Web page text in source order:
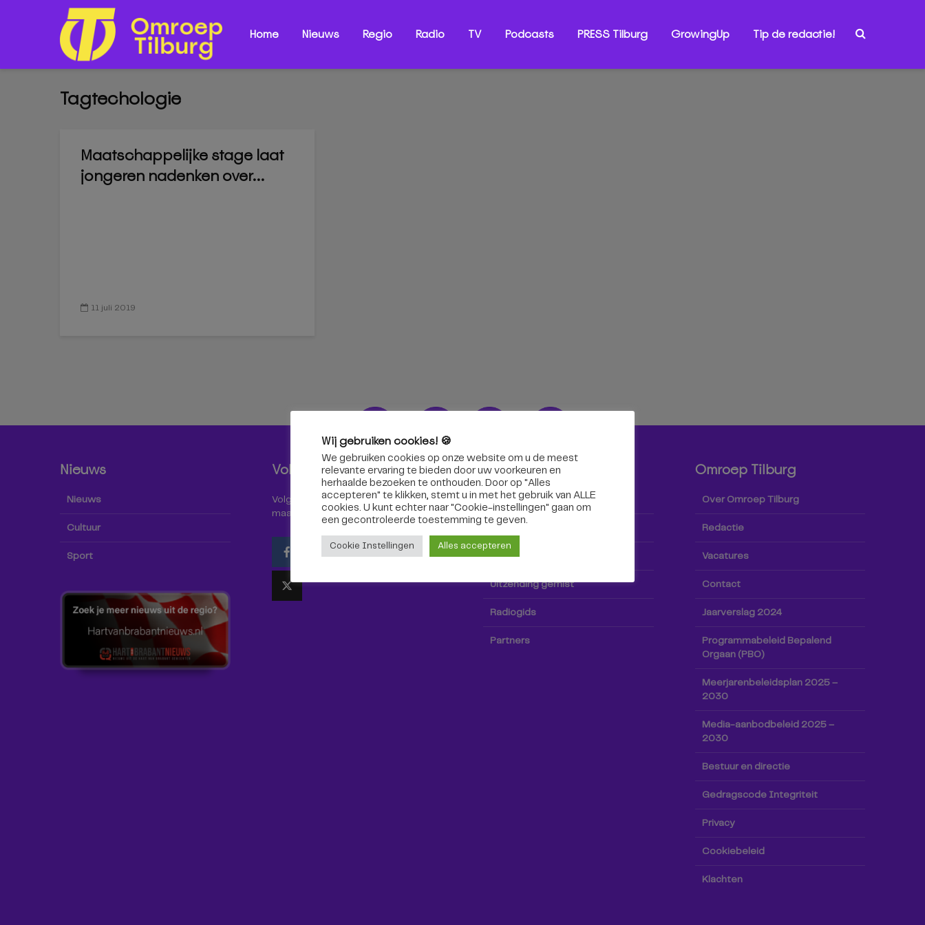
Home Nieuws Regio Radio TV Podcasts PRESS Tilburg GrowingUp Tip de redactie!
Tagtechologie
Maatschappelijke stage laat
jongeren nadenken over...
11 juli 2019
Nieuws
Nieuws
Cultuur
Sport
Volg ons!
Volg Omroep Tilburg niet alleen hier,
maar ook via social media!
Radio & TV
Kijk tv
Radio
TV-gids
Uitzending gemist
Radiogids
Partners
Omroep Tilburg
Over Omroep Tilburg
Redactie
Vacatures
Contact
Jaarverslag 2024
Programmabeleid Bepalend
Orgaan (PBO)
Meerjarenbeleidsplan 2025 –
2030
Media-aanbodbeleid 2025 –
2030
Bestuur en directie
Gedragscode Integriteit
Privacy
Cookiebeleid
Klachten
Wij gebruiken cookies! 🍪
We gebruiken cookies op onze website om u de meest
relevante ervaring te bieden door uw voorkeuren en
herhaalde bezoeken te onthouden. Door op "Alles
accepteren" te klikken, stemt u in met het gebruik van ALLE
cookies. U kunt echter naar "Cookie-instellingen" gaan om
een ​​gecontroleerde toestemming te geven.
Cookie Instellingen Alles accepteren